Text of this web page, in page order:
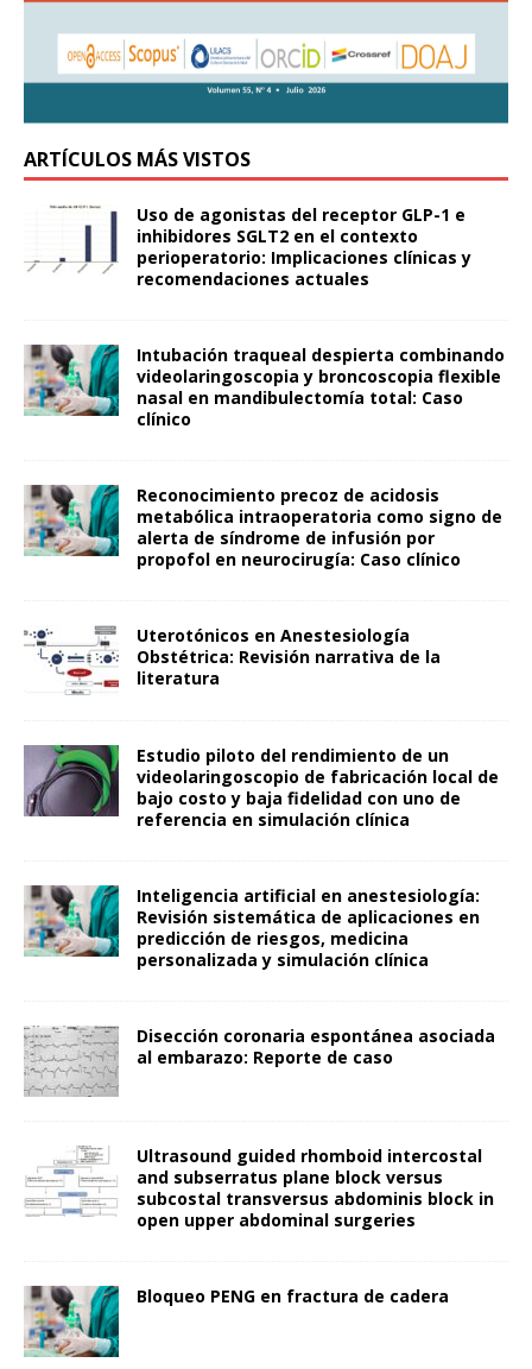
ARTÍCULOS MÁS VISTOS
Uso de agonistas del receptor GLP-1 e
inhibidores SGLT2 en el contexto
perioperatorio: Implicaciones clínicas y
recomendaciones actuales
Intubación traqueal despierta combinando
videolaringoscopia y broncoscopia flexible
nasal en mandibulectomía total: Caso
clínico
Reconocimiento precoz de acidosis
metabólica intraoperatoria como signo de
alerta de síndrome de infusión por
propofol en neurocirugía: Caso clínico
Uterotónicos en Anestesiología
Obstétrica: Revisión narrativa de la
literatura
Estudio piloto del rendimiento de un
videolaringoscopio de fabricación local de
bajo costo y baja fidelidad con uno de
referencia en simulación clínica
Inteligencia artificial en anestesiología:
Revisión sistemática de aplicaciones en
predicción de riesgos, medicina
personalizada y simulación clínica
Disección coronaria espontánea asociada
al embarazo: Reporte de caso
Ultrasound guided rhomboid intercostal
and subserratus plane block versus
subcostal transversus abdominis block in
open upper abdominal surgeries
Bloqueo PENG en fractura de cadera